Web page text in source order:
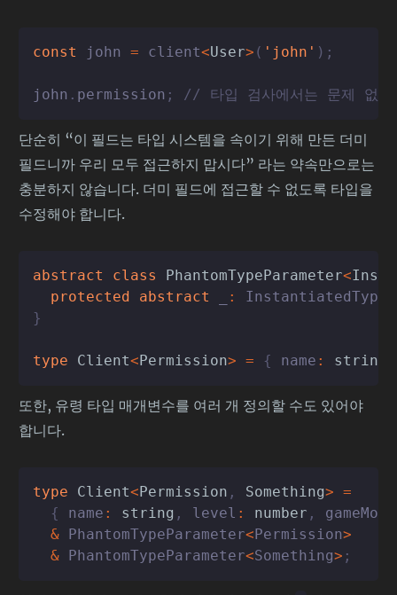
const john = client<User> ( 'john' ) ;
john . permission ; // 타입 검사에서는 문제 없
단순히 “이 필드는 타입 시스템을 속이기 위해 만든 더미
필드니까 우리 모두 접근하지 맙시다” 라는 약속만으로는
충분하지 않습니다. 더미 필드에 접근할 수 없도록 타입을
수정해야 합니다.
abstract class PhantomTypeParameter<
protected
abstract : InstantiatedType
}
type Client<Permission> = { name : string
또한, 유령 타입 매개변수를 여러 개 정의할 수도 있어야
합니다.
type Client<Permission , Something> =
{
name : string , level : number , gameMode
& PhantomTypeParameter<Permission>
& PhantomTypeParameter<Something> ;